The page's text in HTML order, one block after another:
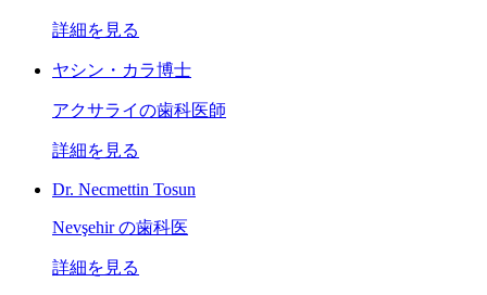
詳細を見る
ヤシン・カラ博士
アクサライの歯科医師
詳細を見る
Dr. Necmettin Tosun
Nevşehir の歯科医
詳細を見る